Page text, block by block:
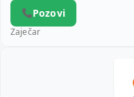
Pozovi
Zaječar